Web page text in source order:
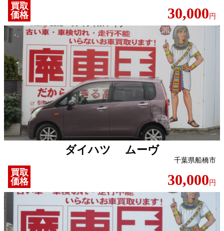
買取
価格
30,000 円
ダイハツ ムーヴ
千葉県船橋市
買取
価格
30,000 円